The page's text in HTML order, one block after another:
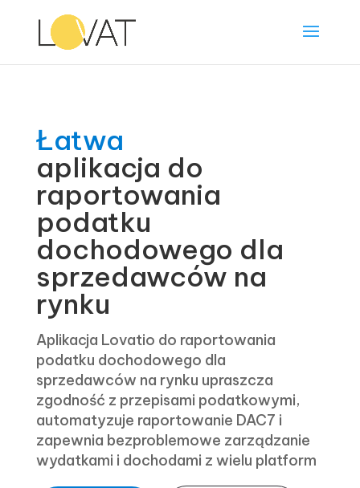
Łatwa
aplikacja do
raportowania
podatku
dochodowego dla
sprzedawców na
rynku
Aplikacja Lovatio do raportowania
podatku dochodowego dla
sprzedawców na rynku upraszcza
zgodność z przepisami podatkowymi,
automatyzuje raportowanie DAC7 i
zapewnia bezproblemowe zarządzanie
wydatkami i dochodami z wielu platform